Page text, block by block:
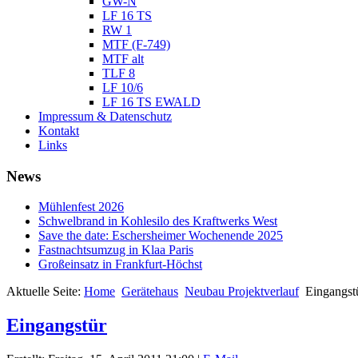
LF 16 TS
RW 1
MTF (F-749)
MTF alt
TLF 8
LF 10/6
LF 16 TS EWALD
Impressum & Datenschutz
Kontakt
Links
News
Mühlenfest 2026
Schwelbrand in Kohlesilo des Kraftwerks West
Save the date: Eschersheimer Wochenende 2025
Fastnachtsumzug in Klaa Paris
Großeinsatz in Frankfurt-Höchst
Aktuelle Seite: Home Gerätehaus Neubau Projektverlauf
Eingangstür